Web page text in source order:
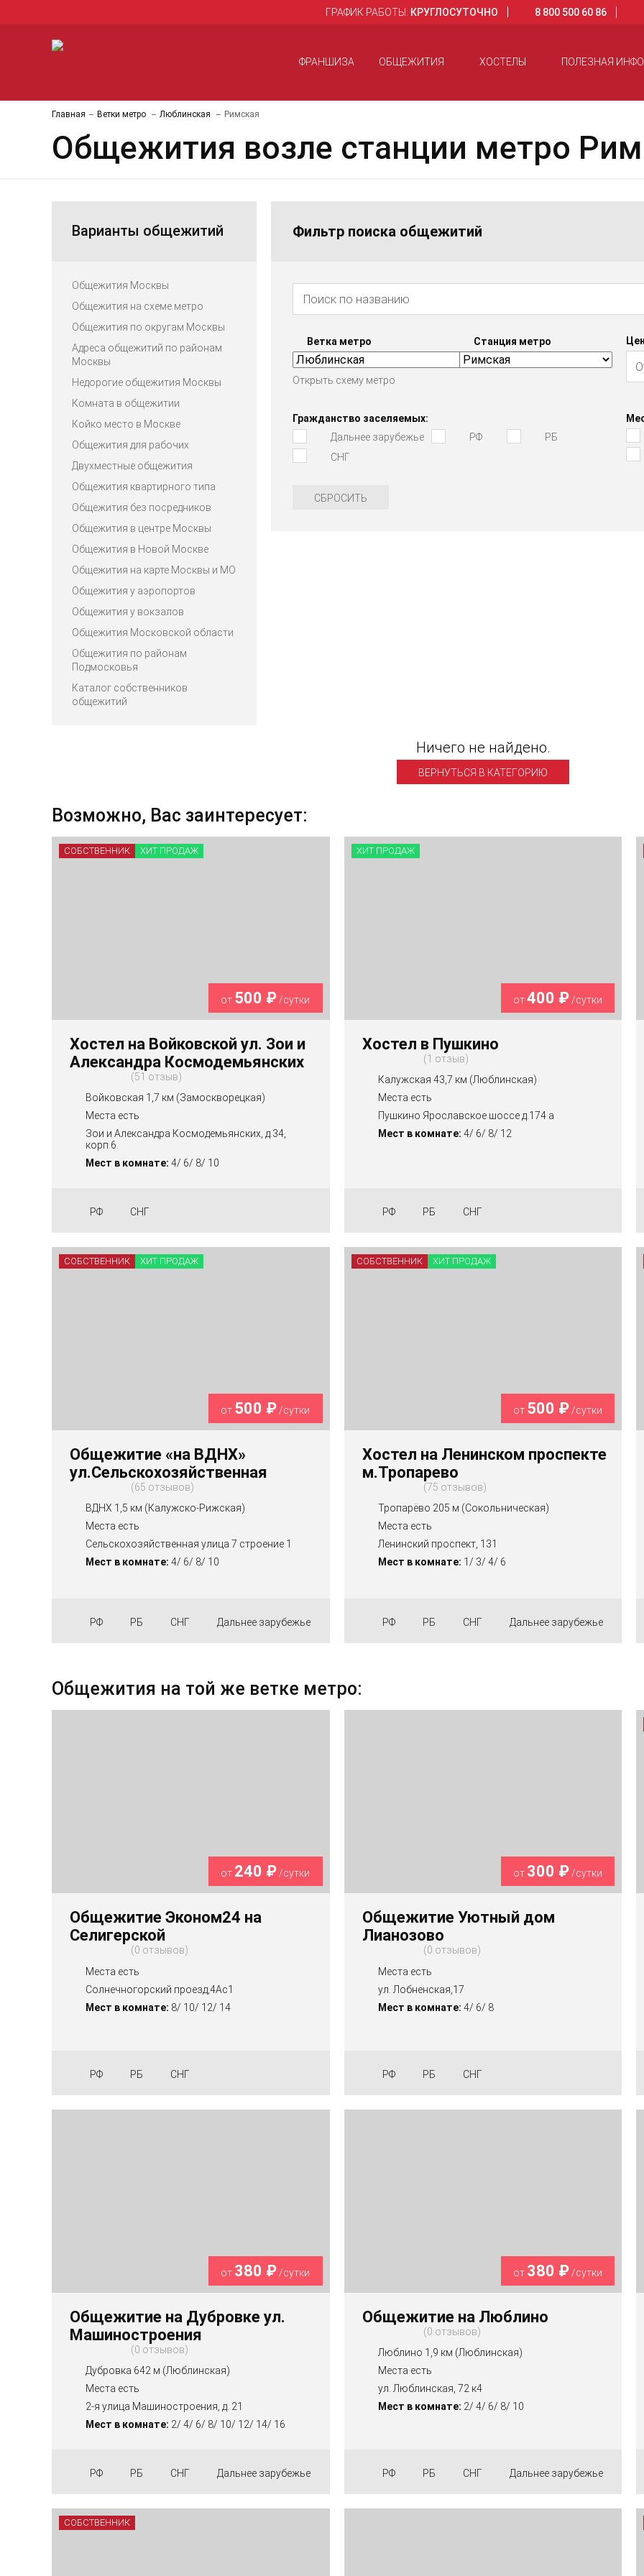
ГРАФИК РАБОТЫ: КРУГЛОСУТОЧНО 8 800 500 60 86
ФРАНШИЗА ОБЩЕЖИТИЯ ХОСТЕЛЫ ПОЛЕЗНАЯ
Главная Ветки метро Люблинская Римская
Общежития возле станции метро
Варианты общежитий
Общежития Москвы
Общежития на схеме метро
Общежития по округам Москвы
Адреса общежитий по районам
Москвы
Недорогие общежития Москвы
Комната в общежитии
Койко место в Москве
Общежития для рабочих
Двухместные общежития
Общежития квартирного типа
Общежития без посредников
Общежития в центре Москвы
Общежития в Новой Москве
Общежития на карте Москвы и МО
Общежития у аэропортов
Общежития у вокзалов
Общежития Московской области
Общежития по районам
Подмосковья
Каталог собственников
общежитий
Фильтр поиска общежитий
Ветка метро
Открыть схему метро
Станция метро
Гражданство заселяемых:
Дальнее зарубежье
РФ
РБ
СНГ
СБРОСИТЬ
Ничего не найдено.
ВЕРНУТЬСЯ В КАТЕГОРИЮ
Возможно, Вас заинтересует:
от 500 ₽ /сутки
Хостел на Войковской ул. Зои и
Александра Космодемьянских
51 отзыв
Войковская 1,7 км (Замоскворецкая)
Места есть
Зои и Александра Космодемьянских, д.34,
корп.6.
Мест в комнате: 4/ 6/ 8/ 10
РФ СНГ
СОБСТВЕННИК ХИТ ПРОДАЖ
от400 ₽ /сутки
Хостел в Пушкино
1 отзыв
Калужская 43,7 км (Люблинская)
Места есть
Пушкино Ярославское шоссе д.174 а
Мест в комнате: 4/ 6/ 8/ 12
РФ РБ СНГ
ХИТ ПРОДАЖ
от 500 ₽/сутки
Общежитие «на ВДНХ»
ул.Сельскохозяйственная
65 отзывов
ВДНХ 1,5 км (Калужско-Рижская)
Места есть
Сельскохозяйственная улица 7 строение 1
Мест в комнате: 4/ 6/ 8/ 10
РФ РБ СНГ Дальнее зарубежье
СОБСТВЕННИК ХИТ ПРОДАЖ
от 500 ₽/сутки
Хостел на Ленинском проспекте
м.Тропарево
75 отзывов
Тропарёво 205 м (Сокольническая)
Места есть
Ленинский проспект, 131
Мест в комнате: 1/ 3/ 4/ 6
РФ РБ СНГ Дальнее зарубежье
СОБСТВЕННИК ХИТ ПРОДАЖ
Общежития на той же ветке метро:
от 240 ₽/сутки
Общежитие Эконом24 на
Селигерской
0 отзывов
Места есть
Солнечногорский проезд,4Ас1
Мест в комнате: 8/ 10/ 12/ 14
РФ РБ СНГ
от 300 ₽/сутки
Общежитие Уютный дом
Лианозово
0 отзывов
Места есть
ул. Лобненская,17
Мест в комнате: 4/ 6/ 8
РФ РБ СНГ
от 380 ₽ /сутки
Общежитие на Дубровке ул.
Машиностроения
0 отзывов
Дубровка 642 м (Люблинская)
Места есть
2-я улица Машиностроения, д. 21
Мест в комнате: 2/ 4/ 6/ 8/ 10/ 12/ 14/ 16
РФ РБ СНГ Дальнее зарубежье
от 380 ₽ /сутки
Общежитие на Люблино
0 отзывов
Люблино 1,9 км (Люблинская)
Места есть
ул. Люблинская, 72 к4
Мест в комнате: 2/ 4/ 6/ 8/ 10
РФ РБ СНГ Дальнее зарубежье
СОБСТВЕННИК